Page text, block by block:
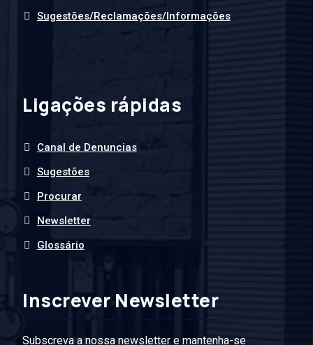
Sugestões/Reclamações/Informações
Ligações rápidas
Canal de Denuncias
Sugestões
Procurar
Newsletter
Glossário
Inscrever Newsletter
Subscreva a nossa newsletter e mantenha-se